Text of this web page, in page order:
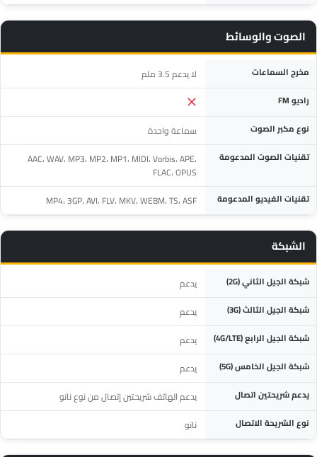
الصوت والوسائط
المواصفة التفاصيل
مخرج السماعات لا يدعم 3.5 ملم
راديو FM
نوع مكبر الصوت
سماعة واحدة
تقنيات الصوت المدعومة
AAC، WAV، MP3، MP2، MP1، MIDI، Vorbis، APE،
FLAC، OPUS
تقنيات الفيديو المدعومة MP4، 3GP، AVI، FLV، MKV، WEBM، TS، ASF
الشبكة
المواصفة التفاصيل
شبكة الجيل الثاني (2G) يدعم
شبكة الجيل الثالث (3G) يدعم
شبكة الجيل الرابع (4G/LTE) يدعم
شبكة الجيل الخامس (5G) يدعم
يدعم شريحتين اتصال يدعم الهاتف شريحتين إتصال من نوع نانو
نوع الشريحة الاتصال نانو